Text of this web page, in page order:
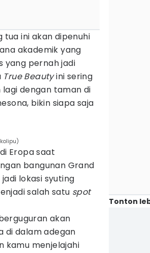
tua ini akan dipenuhi
akademik yang
yang pernah jadi
True Beautyini sering
lagi dengan taman di
bikin siapa saja
Eropa saat
bangunan Grand
lokasi syuting
salah satu spot
akan
di dalam adegan
kamu menjelajahi
Tonton